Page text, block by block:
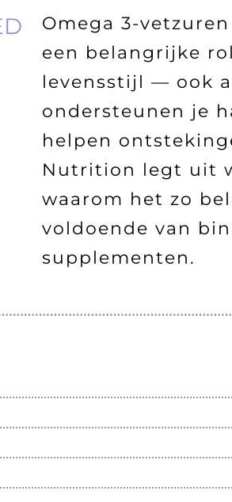
Omega 3-
een belangrijke
levensstijl — ook
ondersteunen je
helpen
Nutrition legt uit
waarom het zo
voldoende van
supplementen.